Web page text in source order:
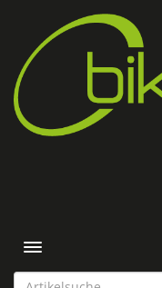
Toggle navigation